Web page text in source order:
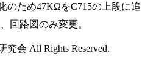
のため47KΩをC715の上段に追
回路図のみ変更。
会 All Rights Reserved.